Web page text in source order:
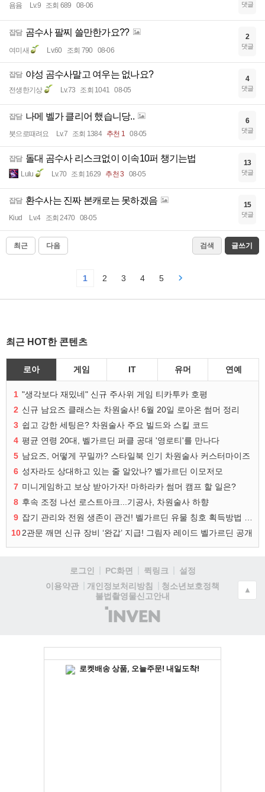
욤윰 Lv.9 조회 689 08-06 댓글
잡담 곰수사 팔찌 쓸만한가요??
여미새 Lv.60 조회 790 08-06
2
댓글
잡담 야성 곰수사말고 여우는 없나요?
전생한기상 Lv.73 조회 1041 08-05
4
댓글
잡담 나메 벨가 클리어 했습니당..
붓으로때려요 Lv.7 조회 1384 추천 1 08-05
6
댓글
잡담 돌대 곰수사 리스크없이 이속10퍼 챙기는법
Lulu Lv.70 조회 1629 추천 3 08-05
13
댓글
잡담 환수사는 진짜 본캐로는 못하겠음
Kiud Lv.4 조회 2470 08-05
15
댓글
최근 다음 검색 글쓰기
1 2 3 4 5
최근 HOT한 콘텐츠
로아 게임 IT 유머 연예
1 "생각보다 재밌네" 신규 주사위 게임 티카투카 호평
2 신규 남요즈 클래스는 차원술사! 6월 20일 로아온 썸머 정리
3 쉽고 강한 세팅은? 차원술사 주요 빌드와 스킬 코드
4 평균 연령 20대, 벨가르딘 퍼클 공대 '영로티'를 만나다
5 남요즈, 어떻게 꾸밀까? 스타일북 인기 차원술사 커스터마이즈
6 성자라도 상대하고 있는 줄 알았나? 벨가르딘 이모저모
7 미니게임하고 보상 받아가자! 마하라카 썸머 캠프 할 일은?
8 후속 조정 나선 로스트아크...기공사, 차원술사 하향
9
102관문 깨면 신규 장비 ‘완갑’ 지급! 그림자 레이드 벨가르딘 공개
로그인 PC화면 퀵링크
설정
이용약관
개인정보처리방침
청소년보호정책
불법촬영물신고안내
(주)
인
▲